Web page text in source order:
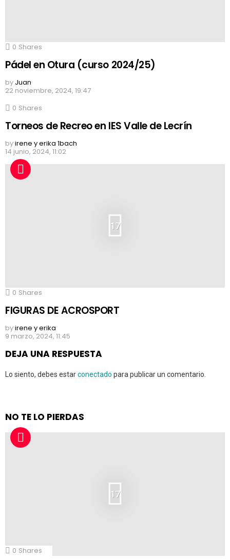
0 Shares
Pádel en Otura (curso 2024/25)
by Juan
22 noviembre, 2024, 19:47
0 Shares
Torneos de Recreo en IES Valle de Lecrín
byirene y erika 1bach
14 junio, 2024, 11:02
17
0 Shares
FIGURAS DE ACROSPORT
byirene y erika
9 marzo, 2024, 11:45
DEJA UNA RESPUESTA
Lo siento, debes estarconectado para publicar un comentario.
NO TE LO PIERDAS
17
0 Shares